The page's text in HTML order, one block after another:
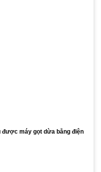
được máy gọt dừa bằng điện